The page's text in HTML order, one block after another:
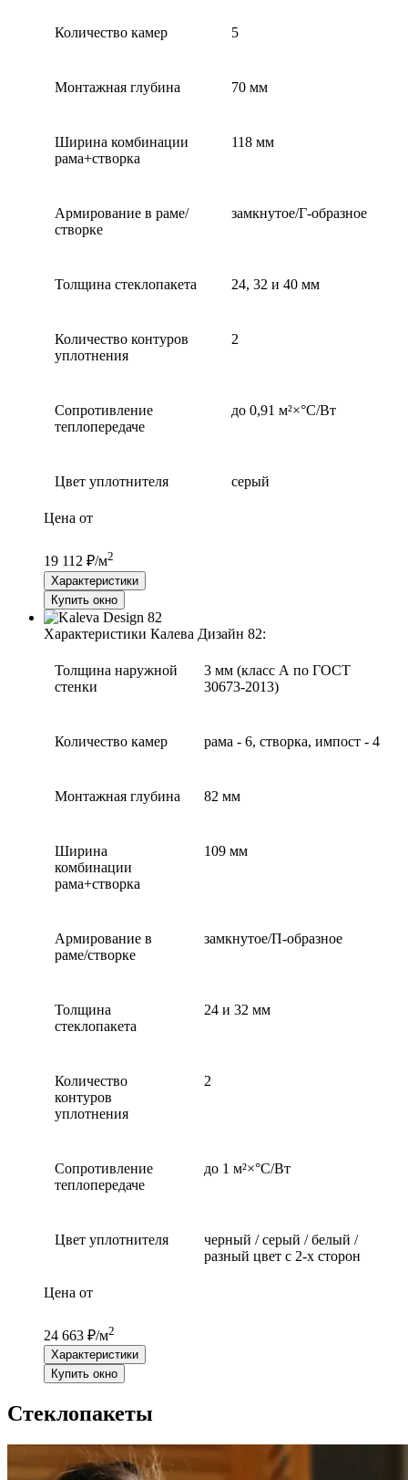
Количество камер 5
Монтажная глубина 70 мм
Ширина комбинации
рама+створка
118 мм
Армирование в раме/
створке
замкнутое/Г-образное
Толщина стеклопакета 24, 32 и 40 мм
Количество контуров
уплотнения
2
Сопротивление
теплопередаче
до 0,91 м²×°С/Вт
Цвет уплотнителя серый
Цена от
19 112 ₽/м2
Характеристики
Купить окно
Характеристики Калева Дизайн 82:
Толщина наружной
стенки
3 мм (класс А по ГОСТ
30673-2013)
Количество камер рама - 6, створка, импост - 4
Монтажная глубина 82 мм
Ширина
комбинации
рама+створка
109 мм
Армирование в
раме/створке
замкнутое/П-образное
Толщина
стеклопакета
24 и 32 мм
Количество
контуров
уплотнения
2
Сопротивление
теплопередаче
до 1 м²×°С/Вт
Цвет уплотнителя
черный / серый / белый /
разный цвет с 2-х сторон
Цена от
24 663 ₽/м2
Характеристики
Купить окно
Стеклопакеты